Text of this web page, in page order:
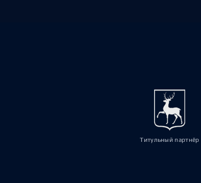
Титульный партнёр